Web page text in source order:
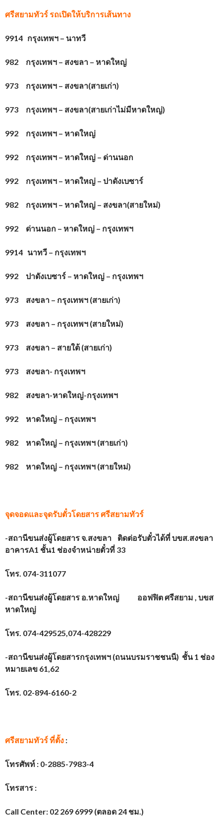
ศรีสยามทัวร์ รถเปิดให้บริการเส้นทาง
9914 กรุงเทพฯ – นาทวี
982 กรุงเทพฯ – สงขลา – หาดใหญ่
973 กรุงเทพฯ – สงขลา(สายเก่า)
973 กรุงเทพฯ – สงขลา(สายเก่าไม่มีหาดใหญ่)
992 กรุงเทพฯ – หาดใหญ่
992 กรุงเทพฯ – หาดใหญ่ – ด่านนอก
992 กรุงเทพฯ – หาดใหญ่ – ปาดังเบซาร์
982 กรุงเทพฯ – หาดใหญ่ – สงขลา(สายใหม่)
992 ด่านนอก – หาดใหญ่ – กรุงเทพฯ
9914 นาทวี – กรุงเทพฯ
992 ปาดังเบซาร์ – หาดใหญ่ – กรุงเทพฯ
973 สงขลา – กรุงเทพฯ (สายเก่า)
973 สงขลา – กรุงเทพฯ (สายใหม่)
973 สงขลา – สายใต้ (สายเก่า)
973 สงขลา- กรุงเทพฯ
982 สงขลา-หาดใหญ่-กรุงเทพฯ
992 หาดใหญ่ – กรุงเทพฯ
982 หาดใหญ่ – กรุงเทพฯ (สายเก่า)
982 หาดใหญ่ – กรุงเทพฯ (สายใหม่)
จุดจอดและจุดรับตั๋วโดยสารศรีสยามทัวร์
-สถานีขนส่งผู้โดยสาร จ.สงขลา ติดต่อรับตั๋วได้ที่ บขส.สงขลา
อาคารA1 ชั้น1 ช่องจำหน่ายตั๋วที่ 33
โทร. 074-311077
-สถานีขนส่งผู้โดยสาร อ.หาดใหญ่ ออฟฟิต ศรีสยาม , บขส
หาดใหญ่
โทร. 074-429525,074-428229
-สถานีขนส่งผู้โดยสารกรุงเทพฯ (ถนนบรมราชชนนี) ชั้น 1 ช่อง
หมายเลข 61,62
โทร. 02-894-6160-2
ศรีสยามทัวร์ ที่ตั้ง :
โทรศัพท์ : 0-2885-7983-4
โทรสาร :
Call Center: 02 269 6999 (ตลอด 24 ชม.)